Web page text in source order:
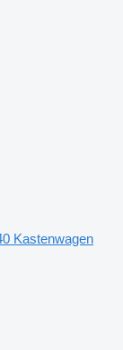
Kastenwagen